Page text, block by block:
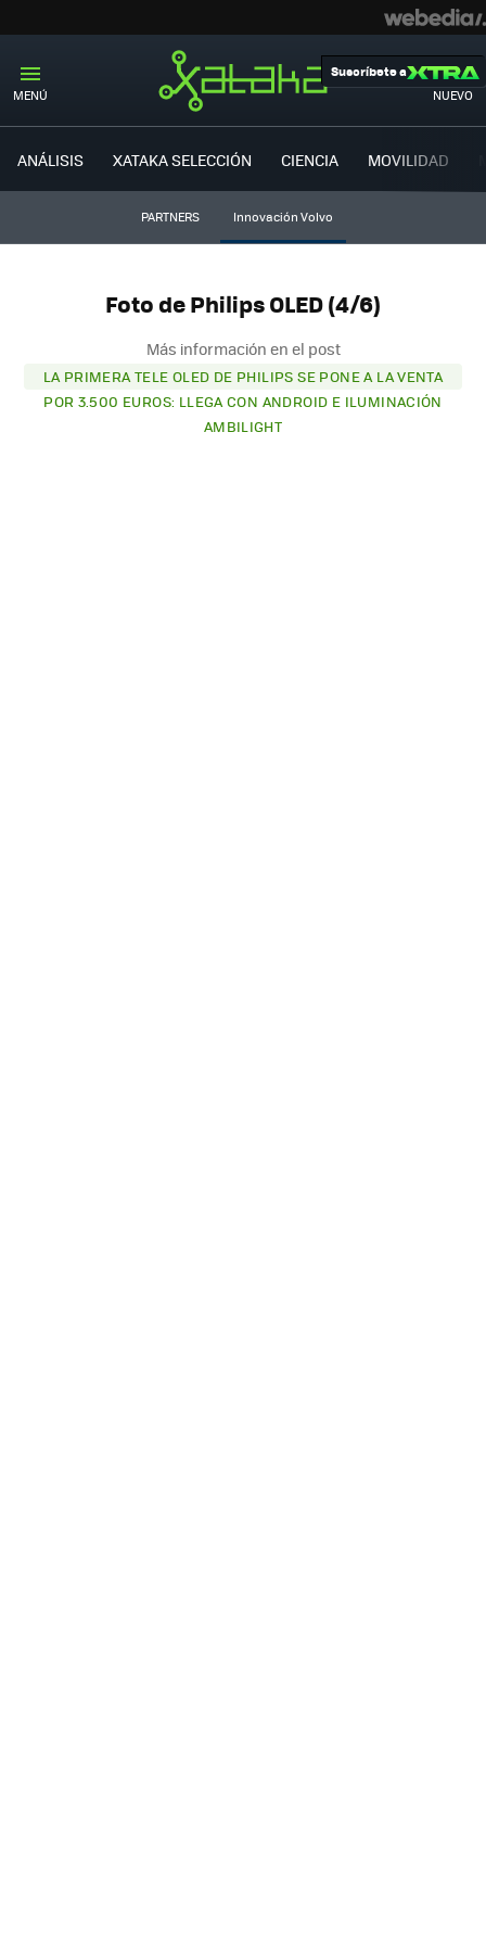
MENÚ NUEVO
Suscríbete a
ANÁLISIS XATAKA SELECCIÓN CIENCIA MOVILIDAD
PARTNERS Innovación Volvo
Foto de Philips OLED (4/6)
Más información en el post
LA PRIMERA TELE OLED DE PHILIPS SE PONE A LA VENTA
POR 3.500 EUROS: LLEGA CON ANDROID E ILUMINACIÓN
AMBILIGHT